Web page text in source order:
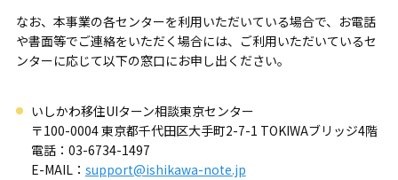
なお、本事業の各センターを利用いただいている場合で、お電話
や書面等でご連絡をいただく場合には、ご利用いただいているセ
ンターに応じて以下の窓口にお申し出ください。
いしかわ移住UIターン相談東京センター
〒100-0004 東京都千代田区大手町2-7-1 TOKIWAブリッジ4階
電話：03-6734-1497
E-MAIL： support@ishikawa-note.jp